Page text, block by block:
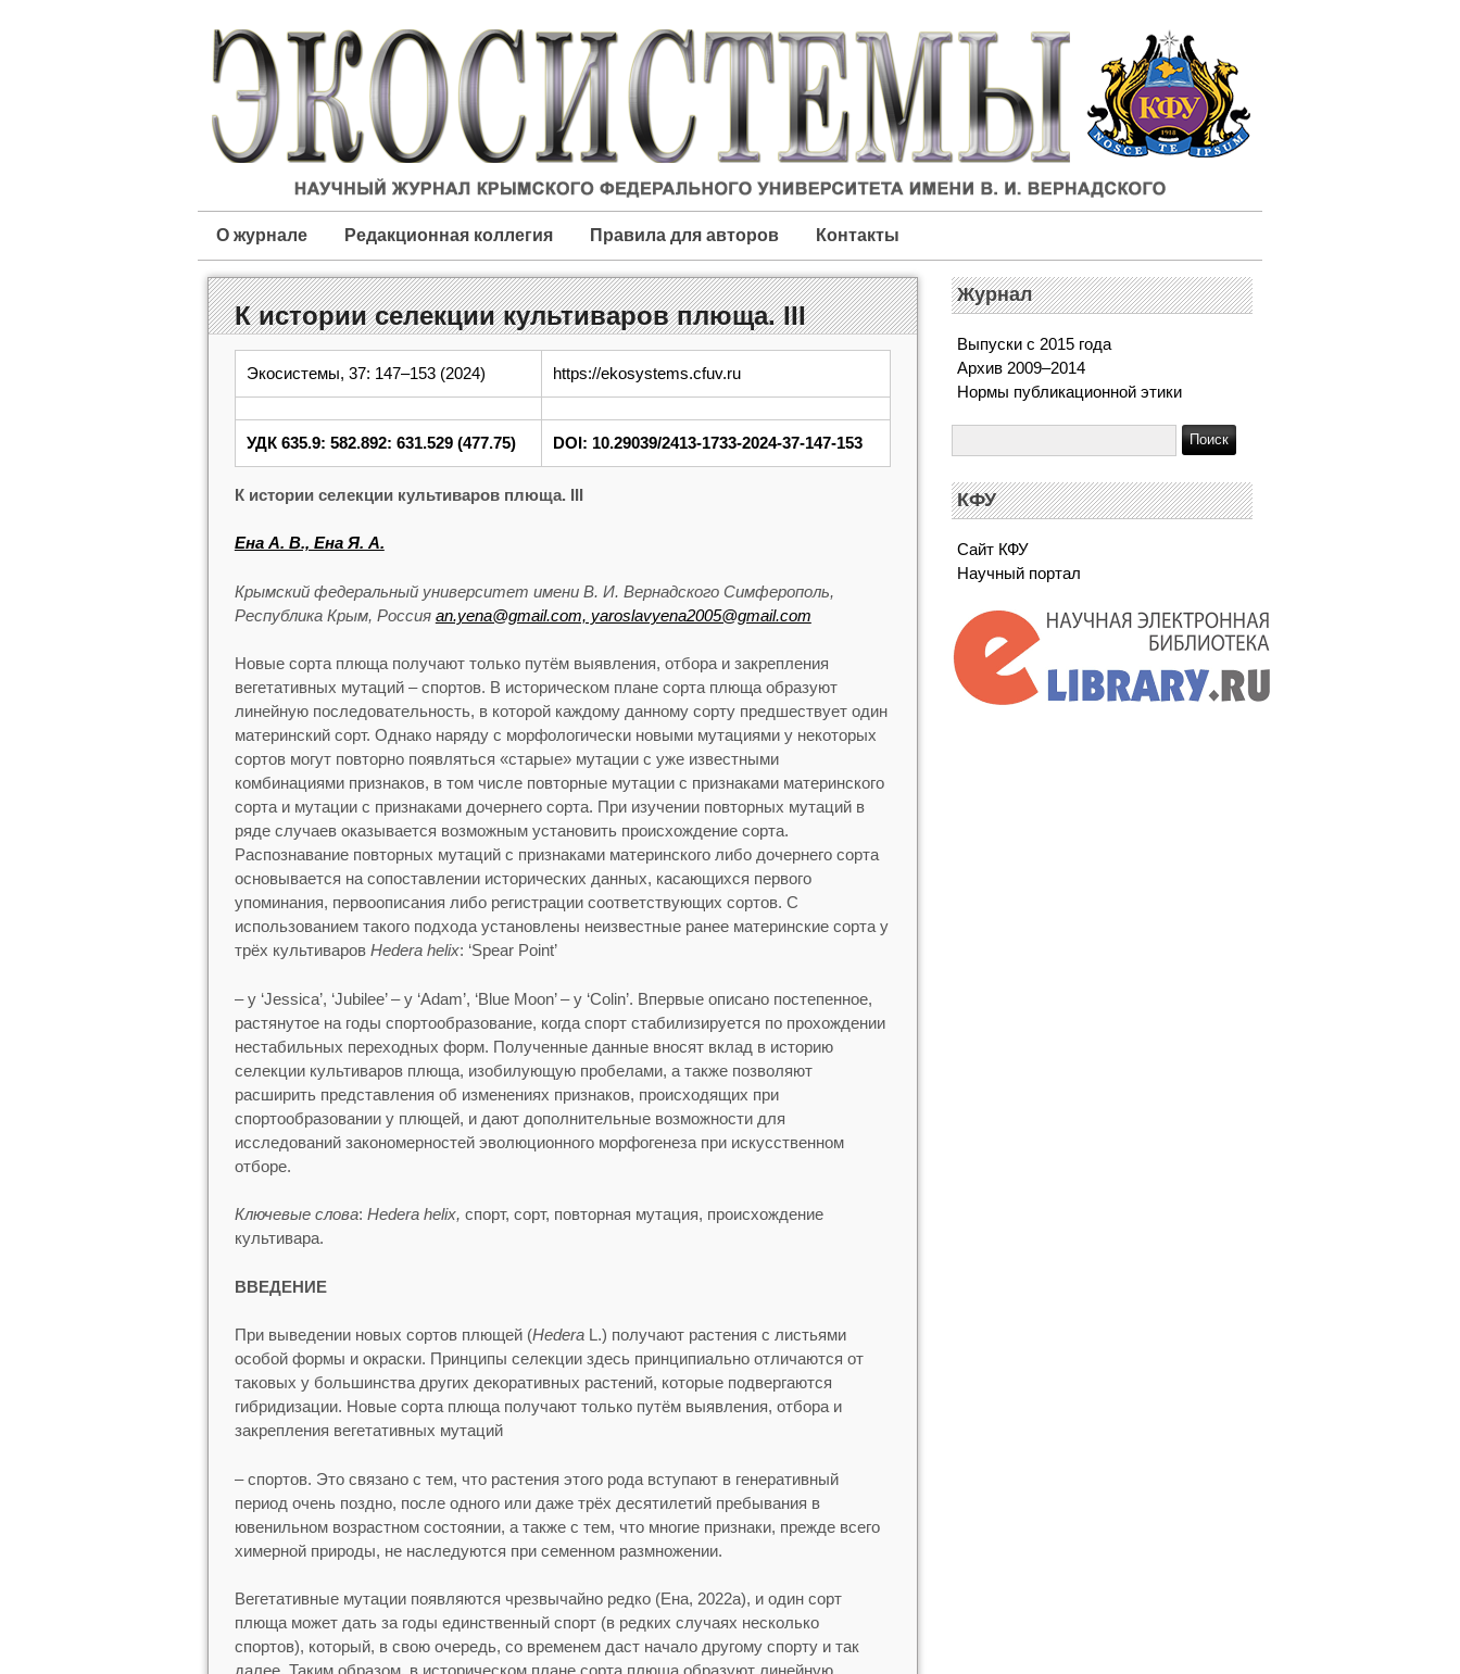
О журнале Редакционная коллегия Правила для авторов Контакты
К истории селекции культиваров плюща. III
Экосистемы, 37: 147–153 (2024) https://ekosystems.cfuv.ru
УДК 635.9: 582.892: 631.529 (477.75) DOI: 10.29039/2413-1733-2024-37-147-153
К истории селекции культиваров плюща. III
Ена А. В., Ена Я. А.
Крымский федеральный университет имени В. И. Вернадского Симферополь,
Республика Крым, Россия an.yena@gmail.com, yaroslavyena2005@gmail.com
Новые сорта плюща получают только путём выявления, отбора и закрепления
вегетативных мутаций – спортов. В историческом плане сорта плюща образуют
линейную последовательность, в которой каждому данному сорту предшествует один
материнский сорт. Однако наряду с морфологически новыми мутациями у некоторых
сортов могут повторно появляться «старые» мутации с уже известными
комбинациями признаков, в том числе повторные мутации с признаками материнского
сорта и мутации с признаками дочернего сорта. При изучении повторных мутаций в
ряде случаев оказывается возможным установить происхождение сорта.
Распознавание повторных мутаций с признаками материнского либо дочернего сорта
основывается на сопоставлении исторических данных, касающихся первого
упоминания, первоописания либо регистрации соответствующих сортов. С
использованием такого подхода установлены неизвестные ранее материнские сорта у
трёх культиваров Hedera helix: ‘Spear Point’
– у ‘Jessica’, ‘Jubilee’ – у ‘Adam’, ‘Blue Moon’ – у ‘Colin’. Впервые описано постепенное,
растянутое на годы спортообразование, когда спорт стабилизируется по прохождении
нестабильных переходных форм. Полученные данные вносят вклад в историю
селекции культиваров плюща, изобилующую пробелами, а также позволяют
расширить представления об изменениях признаков, происходящих при
спортообразовании у плющей, и дают дополнительные возможности для
исследований закономерностей эволюционного морфогенеза при искусственном
отборе.
Ключевые слова: Hedera helix, спорт, сорт, повторная мутация, происхождение
культивара.
ВВЕДЕНИЕ
При выведении новых сортов плющей (HederaL.) получают растения с листьями
особой формы и окраски. Принципы селекции здесь принципиально отличаются от
таковых у большинства других декоративных растений, которые подвергаются
гибридизации. Новые сорта плюща получают только путём выявления, отбора и
закрепления вегетативных мутаций
– спортов. Это связано с тем, что растения этого рода вступают в генеративный
период очень поздно, после одного или даже трёх десятилетий пребывания в
ювенильном возрастном состоянии, а также с тем, что многие признаки, прежде всего
химерной природы, не наследуются при семенном размножении.
Вегетативные мутации появляются чрезвычайно редко (Ена, 2022а), и один сорт
плюща может дать за годы единственный спорт (в редких случаях несколько
спортов), который, в свою очередь, со временем даст начало другому спорту и так
Журнал
Выпуски с 2015 года
Архив 2009–2014
Нормы публикационной этики
КФУ
Сайт КФУ
Научный портал